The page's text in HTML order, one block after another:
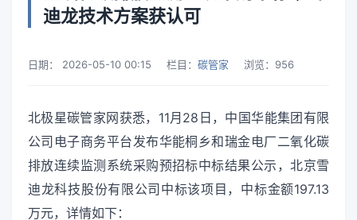
迪龙技术方案获认可
日期： 2026-05-10 00:15 栏目： 碳管家 浏览： 956
北极星碳管家网获悉，11月28日，中国华能集团有限
公司电子商务平台发布华能桐乡和瑞金电厂二氧化碳
排放连续监测系统采购预招标中标结果公示，北京雪
迪龙科技股份有限公司中标该项目，中标金额197.13
万元，详情如下：